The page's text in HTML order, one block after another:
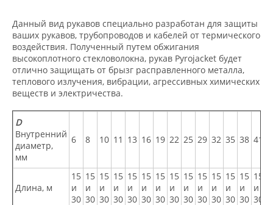
Данный вид рукавов специально разработан для защиты
ваших рукавов, трубопроводов и кабелей от термического
воздействия. Полученный путем обжигания
высокоплотного стекловолокна, рукав Pyrojacket будет
отлично защищать от брызг расправленного металла,
теплового излучения, вибрации, агрессивных химических
веществ и электричества.
D
Внутренний
диаметр,
мм
6 8 10 11 13 16 19 22 25 29 32 35 38 41
Длина, м
15
и
30
15
и
30
15
и
30
15
и
30
15
и
30
15
и
30
15
и
30
15
и
30
15
и
30
15
и
30
15
и
30
15
и
30
15
и
30
15
и
30